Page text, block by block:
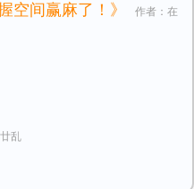
空间赢麻了！》 作者：在
乱